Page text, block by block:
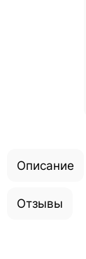
Описание
Отзывы